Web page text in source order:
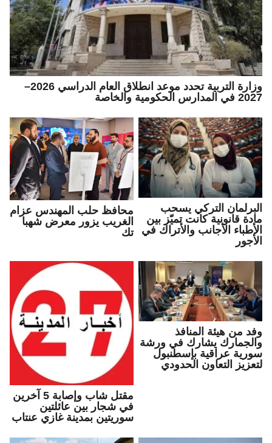
وزارة التربية تحدد موعد انطلاق العام الدراسي 2026–
2027 في المدارس الحكومية والخاصة
البرلمان التركي يسحب
مادة قانونية كانت تميّز بين
الأطباء الأجانب والأتراك في
الأجور
محافظ حلب المهندس عزام
الغريب يزور معرض شهبا
تك
وفد من هيئة المنافذ
والجمارك يشارك في ورشة
سورية عراقية بإسطنبول
لتعزيز التعاون الحدودي
مقتل شاب وإصابة 5 آخرين
في شجار بين عائلتين
سوريتين بمدينة غازي عنتاب